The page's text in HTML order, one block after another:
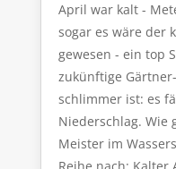
April war kalt -
sogar es wäre der
gewesen - ein top
zukünftige
schlimmer ist: es
Niederschlag. Wie
Meister im